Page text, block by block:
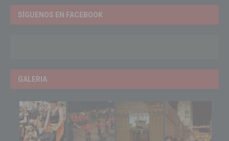
SÍGUENOS EN FACEBOOK
GALERIA